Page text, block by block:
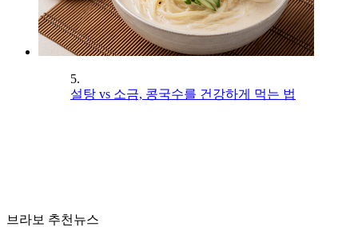
5.
설탕 vs 소금, 콩국수를 건강하게 먹는 법
브라보 추천뉴스